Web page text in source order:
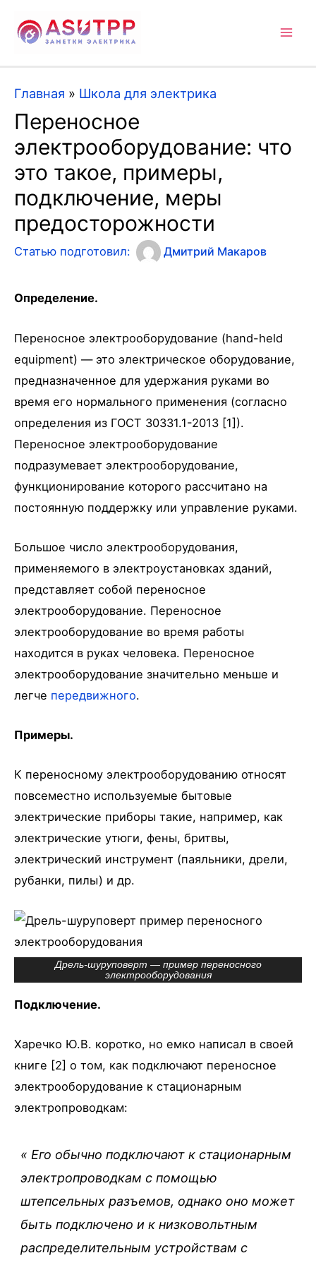
Главная » Школа для электрика
Переносное
электрооборудование: что
это такое, примеры,
подключение, меры
предосторожности
Статью подготовил: Дмитрий Макаров
Определение.
Переносное электрооборудование (hand-held
equipment) — это электрическое оборудование,
предназначенное для удержания руками во
время его нормального применения (согласно
определения из ГОСТ 30331.1-2013 [1]).
Переносное электрооборудование
подразумевает электрооборудование,
функционирование которого рассчитано на
постоянную поддержку или управление руками.
Большое число электрооборудования,
применяемого в электроустановках зданий,
представляет собой переносное
электрооборудование. Переносное
электрооборудование во время работы
находится в руках человека. Переносное
электрооборудование значительно меньше и
легче передвижного.
Примеры.
К переносному электрооборудованию относят
повсеместно используемые бытовые
электрические приборы такие, например, как
электрические утюги, фены, бритвы,
электрический инструмент (паяльники, дрели,
рубанки, пилы) и др.
Дрель-шуруповерт — пример переносного
электрооборудования
Подключение.
Харечко Ю.В. коротко, но емко написал в своей
книге [2] о том, как подключают переносное
электрооборудование к стационарным
электропроводкам:
« Его обычно подключают к стационарным
электропроводкам с помощью
штепсельных разъемов, однако оно может
быть подключено и к низковольтным
распределительным устройствам с